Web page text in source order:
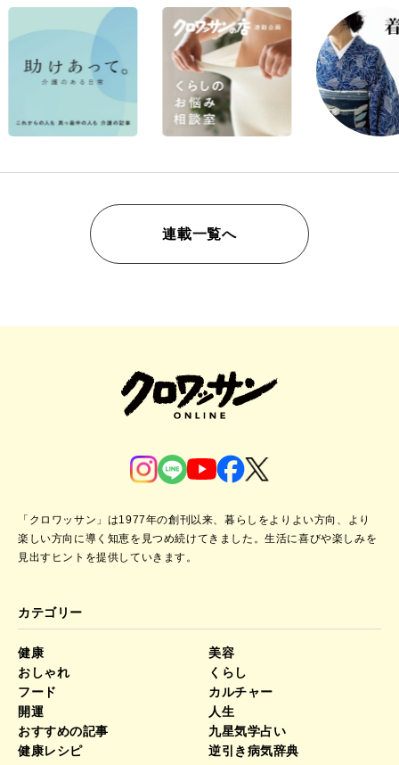
連載一覧へ
「クロワッサン」は1977年の創刊以来、暮らしをよりよい方向、より
楽しい方向に導く知恵を見つめ続けてきました。生活に喜びや楽しみを
見出すヒントを提供していきます。
カテゴリー
健康
美容
おしゃれ
くらし
フード
カルチャー
開運
人生
おすすめの記事
九星気学占い
健康レシピ
逆引き病気辞典